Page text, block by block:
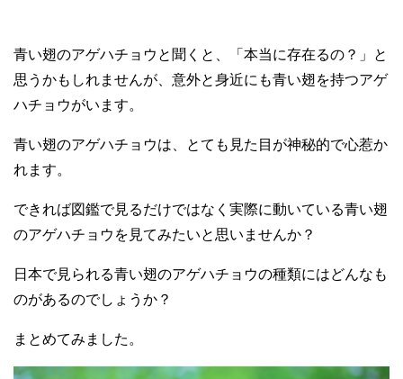
青い翅のアゲハチョウと聞くと、「本当に存在るの？」と
思うかもしれませんが、意外と身近にも青い翅を持つアゲ
ハチョウがいます。
青い翅のアゲハチョウは、とても見た目が神秘的で心惹か
れます。
できれば図鑑で見るだけではなく実際に動いている青い翅
のアゲハチョウを見てみたいと思いませんか？
日本で見られる青い翅のアゲハチョウの種類にはどんなも
のがあるのでしょうか？
まとめてみました。